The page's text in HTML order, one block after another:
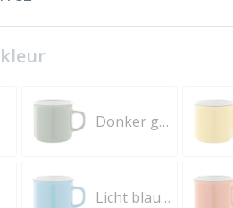
Donker groen / Wit
Licht blauw / Wit